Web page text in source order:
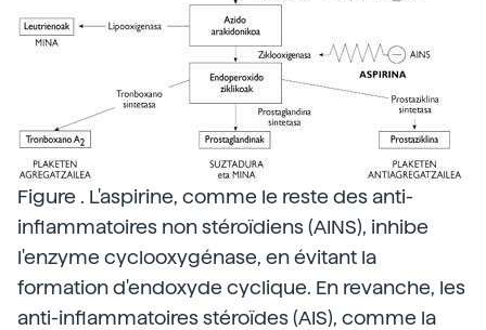
Figure . L'aspirine, comme le reste des anti-
inflammatoires non stéroïdiens (AINS), inhibe
l'enzyme cyclooxygénase, en évitant la
formation d'endoxyde cyclique. En revanche, les
anti-inflammatoires stéroïdes (AIS), comme la